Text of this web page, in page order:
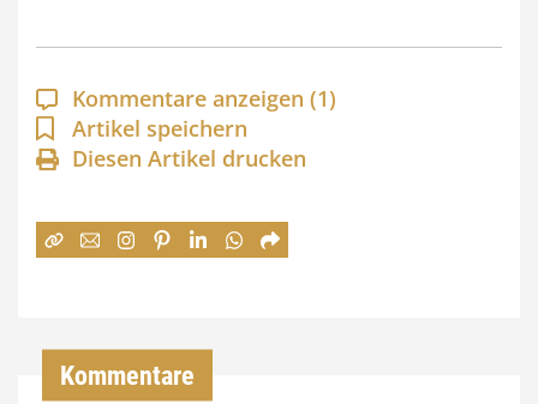
p
a
n
n
:
Kommentare anzeigen (1)
Artikel speichern
Diesen Artikel drucken
Kommentare